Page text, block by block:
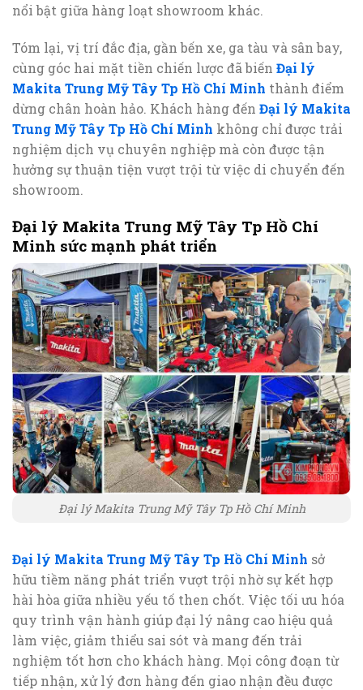
nổi bật giữa hàng loạt showroom khác.
Tóm lại, vị trí đắc địa, gần bến xe, ga tàu và sân bay,
cùng góc hai mặt tiền chiến lược đã biến Đại lý
Makita Trung Mỹ Tây Tp Hồ Chí Minh thành điểm
dừng chân hoàn hảo. Khách hàng đến Đại lý Makita
Trung Mỹ Tây Tp Hồ Chí Minh không chỉ được trải
nghiệm dịch vụ chuyên nghiệp mà còn được tận
hưởng sự thuận tiện vượt trội từ việc di chuyển đến
showroom.
Đại lý Makita Trung Mỹ Tây Tp Hồ Chí
Minh sức mạnh phát triển
Đại lý Makita Trung Mỹ Tây Tp Hồ Chí Minh
Đại lý Makita Trung Mỹ Tây Tp Hồ Chí Minh sở
hữu tiềm năng phát triển vượt trội nhờ sự kết hợp
hài hòa giữa nhiều yếu tố then chốt. Việc tối ưu hóa
quy trình vận hành giúp đại lý nâng cao hiệu quả
làm việc, giảm thiểu sai sót và mang đến trải
nghiệm tốt hơn cho khách hàng. Mọi công đoạn từ
tiếp nhận, xử lý đơn hàng đến giao nhận đều được